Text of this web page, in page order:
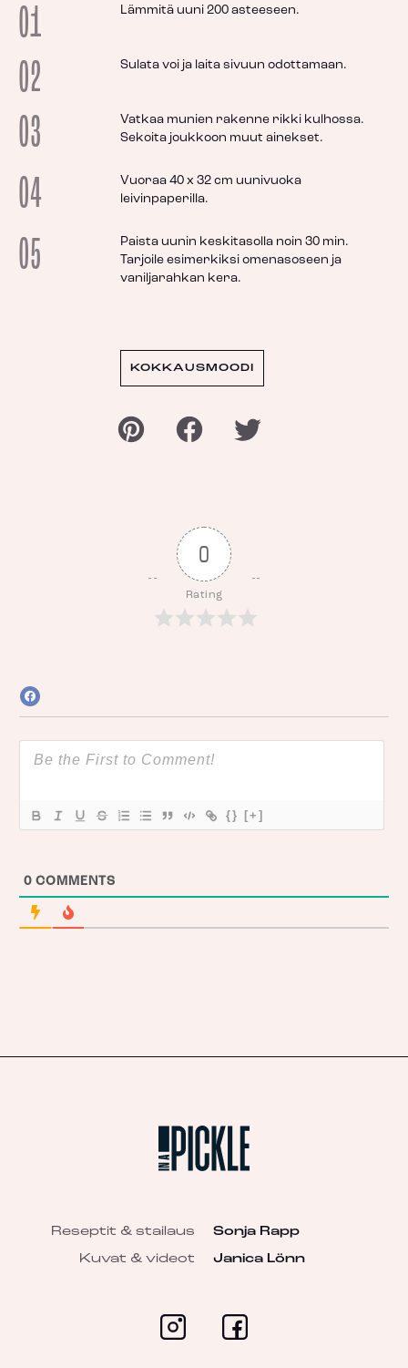
01 Lämmitä uuni 200 asteeseen.
02 Sulata voi ja laita sivuun odottamaan.
03
Vatkaa munien rakenne rikki kulhossa.
Sekoita joukkoon muut ainekset.
04
Vuoraa 40 x 32 cm uunivuoka
leivinpaperilla.
05
Paista uunin keskitasolla noin 30 min.
Tarjoile esimerkiksi omenasoseen ja
vaniljarahkan kera.
KOKKAUSMOODI
0
Rating
{} [+]
0 COMMENTS
Reseptit & stailaus
Sonja Rapp
Kuvat & videot
Janica Lönn